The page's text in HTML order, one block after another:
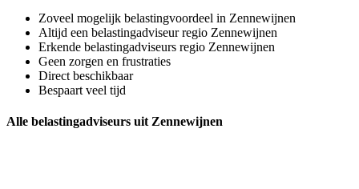
Zoveel mogelijk belastingvoordeel in Zennewijnen
Altijd een belastingadviseur regio Zennewijnen
Erkende belastingadviseurs regio Zennewijnen
Geen zorgen en frustraties
Direct beschikbaar
Bespaart veel tijd
Alle belastingadviseurs uit Zennewijnen